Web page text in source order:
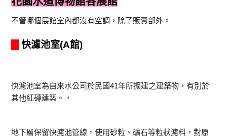
不管哪個展館室內都沒有空調，除了販賣部外。
快濾池室(A館)
快濾池室為自來水公司於民國41年所擴建之建築物，有別於
其他紅磚建築。，
地下層保留快濾池管線。使用砂粒、礦石等粒狀濾料，對原